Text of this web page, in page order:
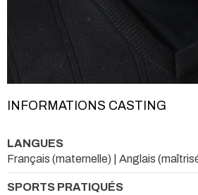
INFORMATIONS CASTING
LANGUES
Français (maternelle) | Anglais
SPORTS PRATIQUÉS